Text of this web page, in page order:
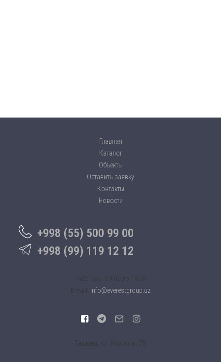
Главная
Каталог
Объекты
Оставить заявку
Контакты
Новости
+998 (55) 500 99 00
+998 (99) 119 12 12
Работаем: c 9:00 до 18:00
E-mail: info@everestgroup.uz
Ташкент, ул. Уйсозлар 75